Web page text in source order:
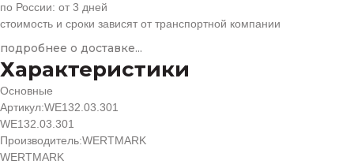
по России: от 3 дней
стоимость и сроки зависят от транспортной компании
подробнее о доставке...
Характеристики
Основные
Артикул:WE132.03.301
WE132.03.301
Производитель:WERTMARK
WERTMARK